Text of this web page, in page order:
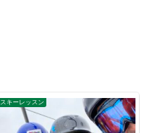
スキーレッスン